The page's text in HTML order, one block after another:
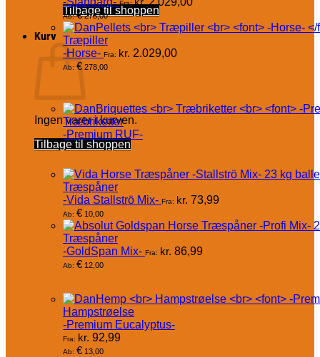
Tilbage til shoppen
Kurv
Ingen varer i kurven.
Tilbage til shoppen
Fra:
Ab:€278,00
Træpiller
-Horse- Fra: kr. 2.029,00
Ab: € 278,00
Træbriketter
-Premium RUF-
Træspåner
-Vida Stallströ Mix- Fra: kr. 73,99
Ab: € 10,00
Træspåner
-GoldSpan Mix- Fra: kr. 86,99
Ab: € 12,00
Hampstrøelse
-Premium Eucalyptus-
Fra: kr. 92,99
Ab: € 13,00